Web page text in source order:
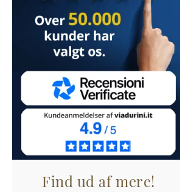
Find ud af mere!